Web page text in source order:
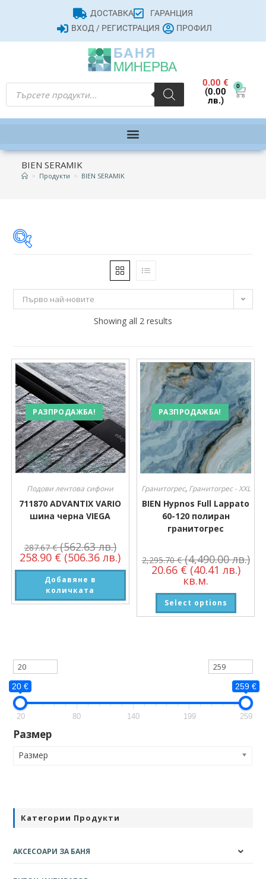
ДОСТАВКА
ГАРАНЦИЯ
ВХОД / РЕГИСТРАЦИЯ
ПРОФИЛ
0.00€
(0.00
лв.)
0
BIEN SERAMIK
> Продукти > BIEN SERAMIK
20 € 259 €
140
Размер
Първо най-новите
Showing all 2 results
РАЗПРОДАЖБА!
Подови лентова сифони
711870 ADVANTIX VARIO
шина черна VIEGA
287.67€ (562.63 лв.)
258.90 € (506.36 лв.)
Добавяне в
количката
РАЗПРОДАЖБА!
Гранитогрес, Гранитогрес - XXL
BIEN Hypnos Full Lappato
60-120 полиран
гранитогрес
2,295.70€ (4,490.00 лв.)
20.66 € (40.41 лв.)
кв.м.
Select options
20 € 259 €
20 80 140 199 259
Размер
Размер
Категории Продукти
АКСЕСОАРИ ЗА БАНЯ